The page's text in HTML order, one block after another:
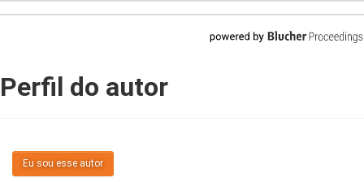
Perfil do autor
Eu sou esse autor